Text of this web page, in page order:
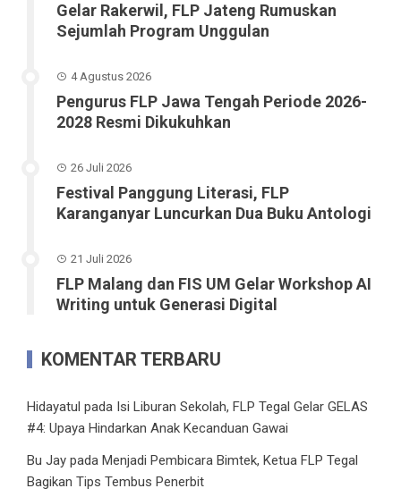
Gelar Rakerwil, FLP Jateng Rumuskan
Sejumlah Program Unggulan
4 Agustus 2026
Pengurus FLP Jawa Tengah Periode 2026-
2028 Resmi Dikukuhkan
26 Juli 2026
Festival Panggung Literasi, FLP
Karanganyar Luncurkan Dua Buku Antologi
21 Juli 2026
FLP Malang dan FIS UM Gelar Workshop AI
Writing untuk Generasi Digital
KOMENTAR TERBARU
Hidayatul pada Isi Liburan Sekolah, FLP Tegal Gelar GELAS
#4: Upaya Hindarkan Anak Kecanduan Gawai
Bu Jay pada Menjadi Pembicara Bimtek, Ketua FLP Tegal
Bagikan Tips Tembus Penerbit